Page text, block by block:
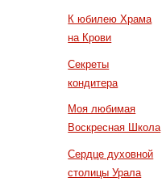
К юбилею Храма
на Крови
Секреты
кондитера
Моя любимая
Воскресная Школа
Сердце духовной
столицы Урала